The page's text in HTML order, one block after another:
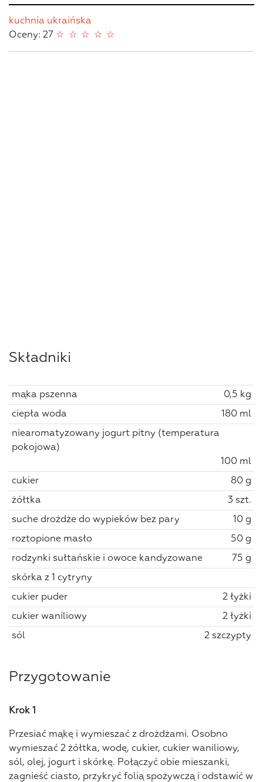
kuchnia ukraińska
Oceny: 27
☆
☆
☆
☆
☆
Składniki
mąka pszenna 0,5 kg
ciepła woda 180 ml
niearomatyzowany jogurt pitny (temperatura
pokojowa)
100 ml
cukier 80 g
żółtka 3 szt.
suche drożdże do wypieków bez pary 10 g
roztopione masło 50 g
rodzynki sułtańskie i owoce kandyzowane 75 g
skórka z 1 cytryny
cukier puder 2 łyżki
cukier waniliowy 2 łyżki
sól 2 szczypty
Przygotowanie
Krok 1
Przesiać mąkę i wymieszać z drożdżami. Osobno
wymieszać 2 żółtka, wodę, cukier, cukier waniliowy,
sól, olej, jogurt i skórkę. Połączyć obie mieszanki,
zagnieść ciasto, przykryć folią spożywczą i odstawić w